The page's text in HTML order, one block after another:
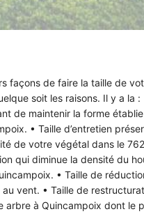
façons de faire la taille de
soit les raisons. Il y a la :
de maintenir la forme
• Taille d’entretien
de votre végétal dans le
qui diminue la densité du
• Taille de
vent. • Taille de
arbre à Quincampoix dont le